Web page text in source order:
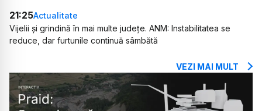
21:25Actualitate
Vijelii și grindină în mai multe județe. ANM: Instabilitatea se
reduce, dar furtunile continuă sâmbătă
VEZI MAI MULT